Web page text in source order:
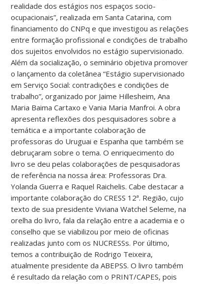
realidade dos estágios nos espaços socio-
ocupacionais”, realizada em Santa Catarina, com
financiamento do CNPq e que investigou as relações
entre formação profissional e condições de trabalho
dos sujeitos envolvidos no estágio supervisionado.
Além da socialização, o seminário objetiva promover
o lançamento da coletânea “Estágio supervisionado
em Serviço Social: contradições e condições de
trabalho”, organizado por Jaime Hillesheim, Ana
Maria Baima Cartaxo e Vania Maria Manfroi. A obra
apresenta reflexões dos pesquisadores sobre a
temática e a importante colaboração de
professoras do Uruguai e Espanha que também se
debruçaram sobre o tema. O enriquecimento do
livro se deu pelas colaborações de pesquisadoras
de referência na nossa área: Professoras Dra.
Yolanda Guerra e Raquel Raichelis. Cabe destacar a
importante colaboração do CRESS 12ª. Região, cujo
texto de sua presidente Viviana Watchel Seleme, na
orelha do livro, fala da relação entre a academia e o
conselho que se viabilizou por meio de oficinas
realizadas junto com os NUCRESSs. Por último,
temos a contribuição de Rodrigo Teixeira,
atualmente presidente da ABEPSS. O livro também
é resultado da relação com o PRINT/CAPES, pois